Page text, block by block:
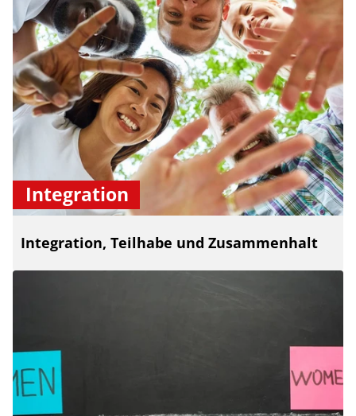
Integration
Integration, Teilhabe und Zusammenhalt